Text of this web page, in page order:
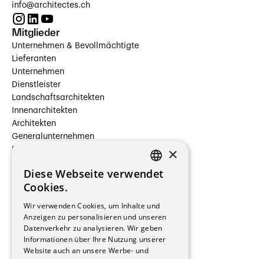
info@architectes.ch
Mitglieder
Unternehmen & Bevollmächtigte
Lieferanten
Unternehmen
Dienstleister
Landschaftsarchitekten
Innenarchitekten
Architekten
Generalunternehmen
Beauftragte Unternehmen
Hersteller/Lieferanten
Bauherrschaften
Stockwerkeigentum
Reportagen
Wohnungen
Renovierungen
FRENCH
×
Diese Webseite verwendet
Cookies.
Wir verwenden Cookies, um Inhalte und
Anzeigen zu personalisieren und unseren
Datenverkehr zu analysieren. Wir geben
Informationen über Ihre Nutzung unserer
Website auch an unsere Werbe- und